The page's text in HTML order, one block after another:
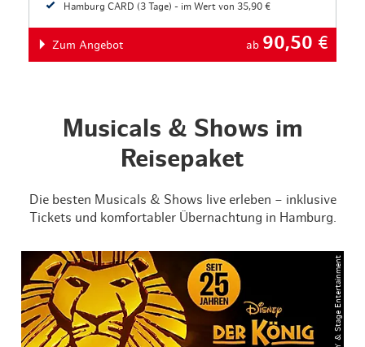
Hamburg CARD (3 Tage) - im Wert von 35,90 €
Zum Angebot ab 90,50 €
Musicals & Shows im
Reisepaket
Die besten Musicals & Shows live erleben – inklusive
Tickets und komfortabler Übernachtung in Hamburg.
© DISNEY & Stage Entertainment